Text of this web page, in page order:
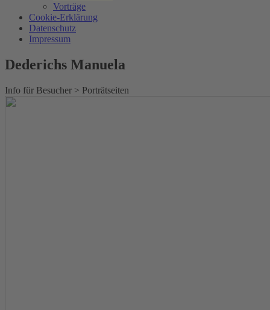
Vorträge
Cookie-Erklärung
Datenschutz
Impressum
Dederichs Manuela
Info für Besucher > Porträtseiten